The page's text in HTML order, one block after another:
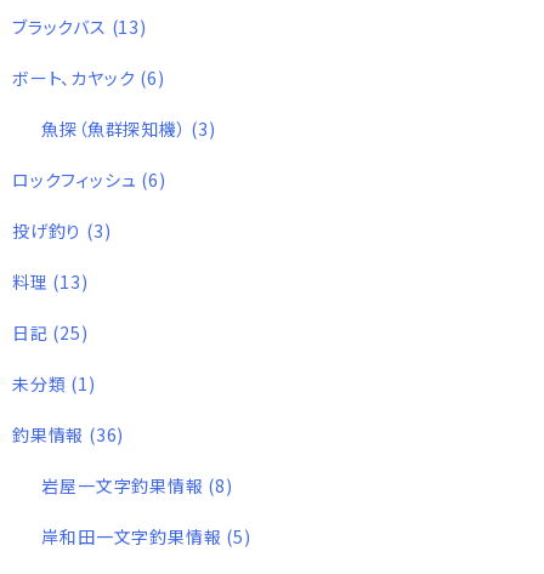
ブラックバス (13)
ボート、カヤック (6)
魚探（魚群探知機） (3)
ロックフィッシュ (6)
投げ釣り (3)
料理 (13)
日記 (25)
未分類 (1)
釣果情報 (36)
岩屋一文字釣果情報 (8)
岸和田一文字釣果情報 (5)